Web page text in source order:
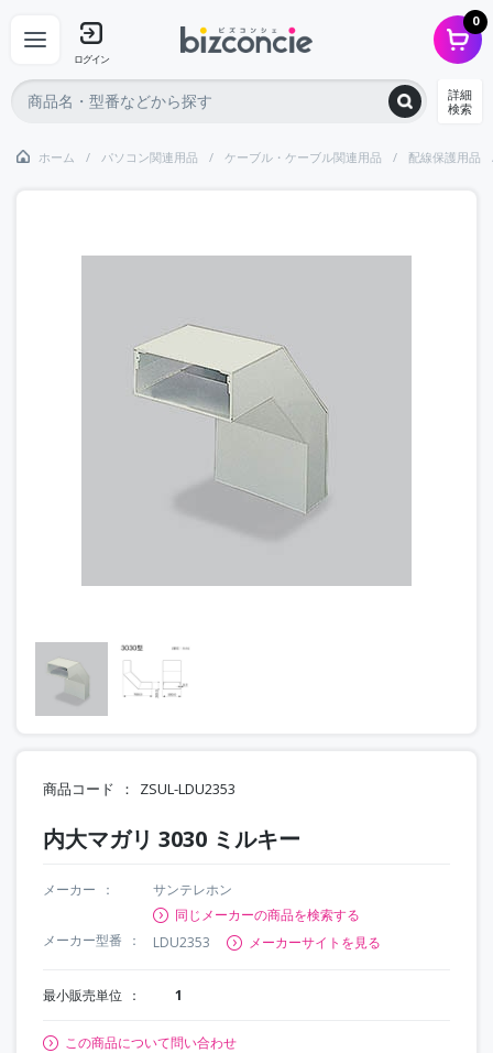
ログイン
0
詳細
検索
ホーム パソコン関連用品 ケーブル・ケーブル関連用品 配線保護用品
商品コード ZSUL-LDU2353
内大マガリ 3030 ミルキー
メーカー
サンテレホン
同じメーカーの商品を検索する
メーカー型番
LDU2353 メーカーサイトを見る
最小販売単位 1
この商品について問い合わせ